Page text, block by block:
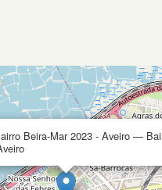
Beira-Mar 2023 - Aveiro —